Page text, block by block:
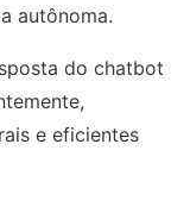
autônoma.
do chatbot
e eficientes